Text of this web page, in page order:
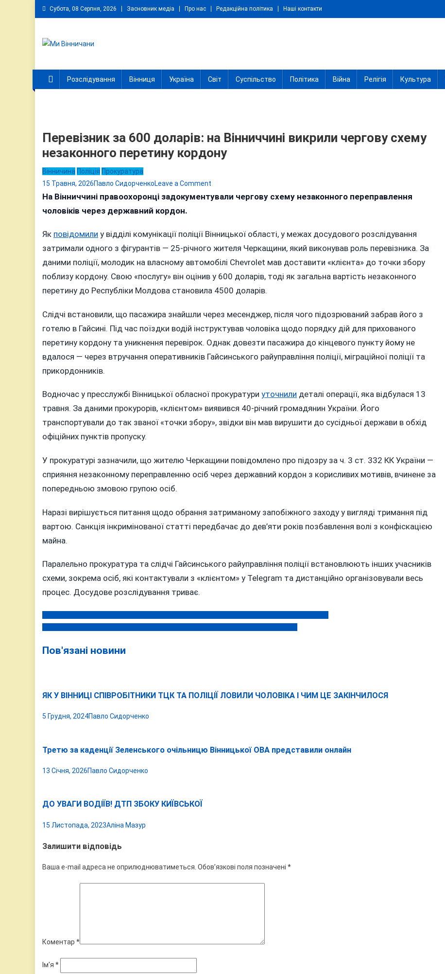
Skip
to
Субота, 08 Серпня, 2026 Засновник медіа Про нас Редакційна політика Наші контакти
Розслідування Вінниця Україна Світ Суспільство Політика Війна Релігія Культура
Перевізник за 600 доларів: на Вінниччині викрили чергову схему
незаконного перетину кордону
Вінничина Поліція Прокуратура
15 Травня, 2026Павло СидорченкоLeave a Comment
Перевізник
доларів:
чергову
схему
перетину
кордону
На Вінниччині правоохоронці задокументували чергову схему незаконного переправлення
чоловіків через державний кордон.
Як повідомили у відділі комунікації поліції Вінницької області, у межах досудового розслідування
затримали одного з фігурантів — 25-річного жителя Черкащини, який виконував роль перевізника. За
даними поліції, молодик на власному автомобілі Chevrolet мав доставити «клієнта» до точки збору
поблизу кордону. Свою «послугу» він оцінив у 600 доларів, тоді як загальна вартість незаконного
перетину до Республіки Молдова становила 4500 доларів.
Слідчі встановили, що пасажира знайшли через месенджер, після чого підозрюваний забрав його з
готелю в Гайсині. Під час поїздки водій інструктував чоловіка щодо порядку дій для прихованого
перетину кордону та уникнення перевірок. Однак довезти пасажира до кінцевого пункту йому не
вдалося — через втручання оперативників Гайсинського райуправління поліції, міграційної поліції та
прикордонників.
Водночас у пресслужбі Вінницької обласної прокуратури уточнили деталі операції, яка відбулася 13
травня. За даними прокурорів, «клієнтом» виявився 40-річний громадянин України. Його
транспортували до так званої «точки збору», звідки він мав вирушити до сусідньої держави в обхід
офіційних пунктів пропуску.
У прокуратурі зазначили, що жителю Черкащини повідомлено про підозру за ч. 3 ст. 332 КК України —
сприяння незаконному переправленню осіб через державний кордон з корисливих мотивів, вчинене за
попередньою змовою групою осіб.
Наразі вирішується питання щодо обрання затриманому запобіжного заходу у вигляді тримання під
вартою. Санкція інкримінованої статті передбачає до дев’яти років позбавлення волі з конфіскацією
майна.
Паралельно прокуратура та слідчі Гайсинського райуправління поліції встановлюють інших учасників
схеми, зокрема осіб, які контактували з «клієнтом» у Telegram та дистанційно організовували весь
процес. Досудове розслідування триває.
Навігація
Пов'язані новини
ЯК У ВІННИЦІ СПІВРОБІТНИКИ ТЦК ТА ПОЛІЦІЇ ЛОВИЛИ ЧОЛОВІКА І ЧИМ ЦЕ ЗАКІНЧИЛОСЯ
5 Грудня, 2024Павло Сидорченко
Третю за каденції Зеленського очільницю Вінницької ОВА представили онлайн
13 Січня, 2026Павло Сидорченко
ДО УВАГИ ВОДІЇВ! ДТП ЗБОКУ КИЇВСЬКОЇ
15 Листопада, 2023Аліна Мазур
Залишити відповідь
Ваша e-mail адреса не оприлюднюватиметься. Обов’язкові поля позначені *
Коментар *
Ім'я *